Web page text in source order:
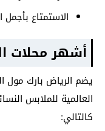
الاستمتاع بأجمل الأفلام
أشهر محلات
يضم الرياض بارك مول
العالمية للملابس
كالتالي: